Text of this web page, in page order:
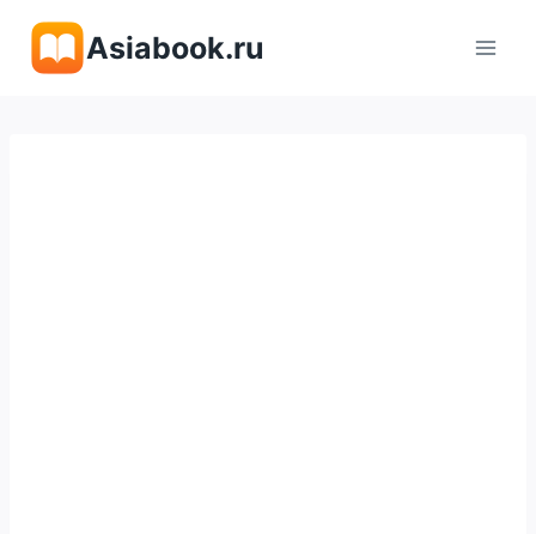
содержимому
Asiabook.ru